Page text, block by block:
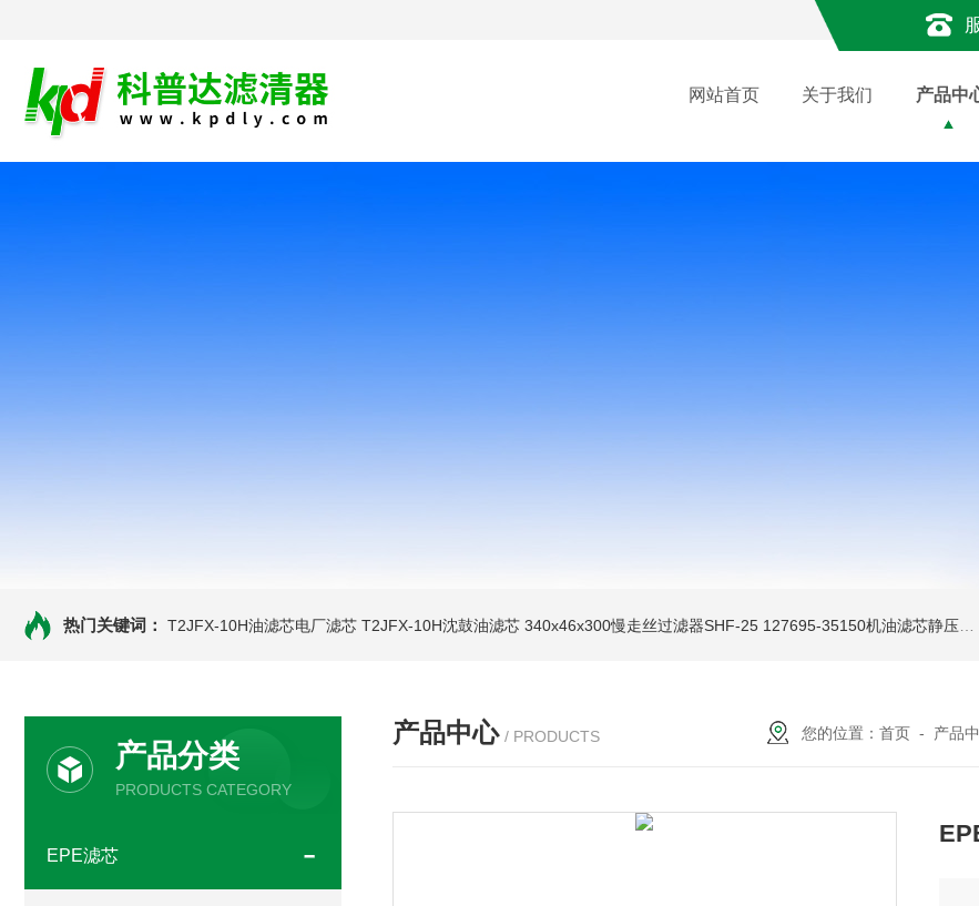
网站首页 关于我们 产品中
热门关键词： T2JFX-10H油滤芯电厂滤芯 T2JFX-10H沈鼓油滤芯 340x46x300慢走丝过滤器SHF-25 127695-35150机油滤芯静压机滤芯
产品分类
PRODUCTS CATEGORY
EPE滤芯
产品中心 / PRODUCTS 您的位置：首页 - 产品